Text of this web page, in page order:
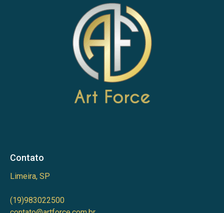
Contato
Limeira, SP
(19)983022500